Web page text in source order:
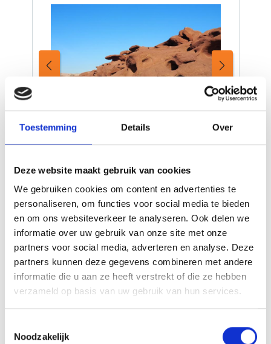
Toestemming Details Over
Deze website maakt gebruik van cookies
We gebruiken cookies om content en advertenties te
personaliseren, om functies voor social media te bieden
en om ons websiteverkeer te analyseren. Ook delen we
informatie over uw gebruik van onze site met onze
partners voor social media, adverteren en analyse. Deze
partners kunnen deze gegevens combineren met andere
informatie die u aan ze heeft verstrekt of die ze hebben
verzameld op basis van uw gebruik van hun services.
Noodzakelijk
18-Daagse unieke
Oezbekistan en Kazachstan
Hét hart van de Zijderoute
Gevarieerde architectuur, madrassa's,
minaretten, moskeeën en mausolea
Bezoek aan de verbluffende Charyn Canyon
Wandeling naar het surrealistische Kaindy
meer
Deze 18-daagse rondreis neemt u mee van de
betoverende architectuur van Samarkand en de